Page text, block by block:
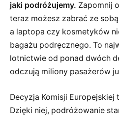
jaki podróżujemy. Zapomnij
teraz możesz zabrać ze
a laptopa czy kosmetyków
bagażu podręcznego. To
lotnictwie od ponad dwóch
odczują miliony pasażerów
Decyzja Komisji Europejskiej
Dzięki niej, podróżowanie